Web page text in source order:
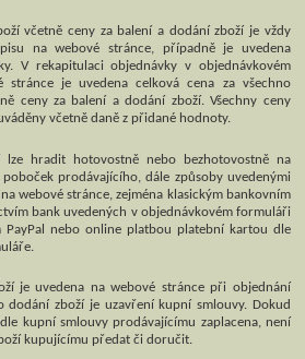
včetně ceny za balení a dodání zboží je vždy
na webové stránce, případně je uvedena
V rekapitulaci objednávky v objednávkovém
stránce je uvedena celková cena za všechno
ceny za balení a dodání zboží. Všechny ceny
včetně daně z přidané hodnoty.
lze hradit hotovostně nebo bezhotovostně na
prodávajícího, dále způsoby uvedenými
webové stránce, zejména klasickým bankovním
bank uvedených v objednávkovém formuláři
PayPal nebo online platbou platební kartou dle
je uvedena na webové stránce při objednání
dodání zboží je uzavření kupní smlouvy. Dokud
kupní smlouvy prodávajícímu zaplacena, není
kupujícímu předat či doručit.